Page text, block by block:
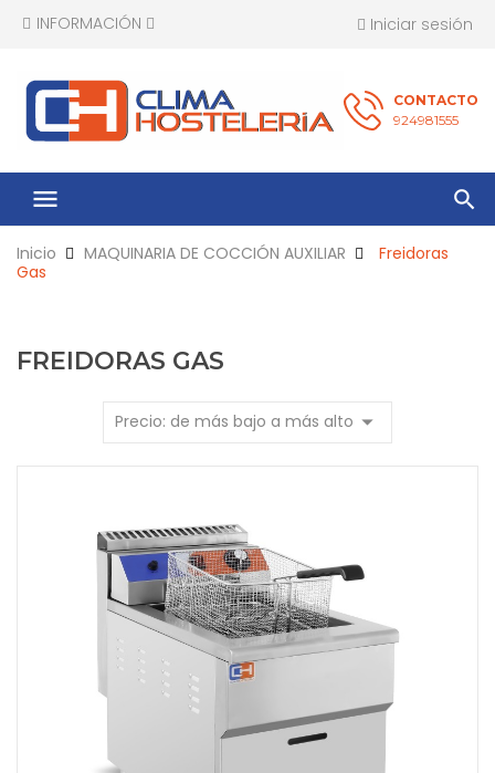
INFORMACIÓN Iniciar sesión
CONTACTO
924981555
menu
Inicio MAQUINARIA DE COCCIÓN AUXILIAR
Freidoras
Gas
FREIDORAS GAS
Precio: de más bajo a más alto arrow_drop_down